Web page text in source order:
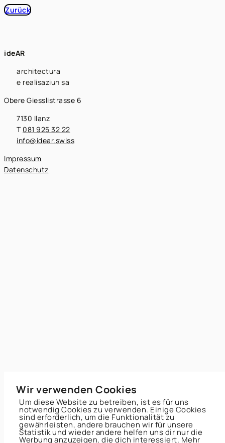
Zurück
ideAR
architectura
e realisaziun sa
Obere Giesslistrasse 6
7130 Ilanz
T 081 925 32 22
info@idear.swiss
Impressum
Datenschutz
Wir verwenden Cookies
Um diese Website zu betreiben, ist es für uns
notwendig Cookies zu verwenden. Einige Cookies
sind erforderlich, um die Funktionalität zu
gewährleisten, andere brauchen wir für unsere
Statistik und wieder andere helfen uns dir nur die
Werbung anzuzeigen, die dich interessiert. Mehr